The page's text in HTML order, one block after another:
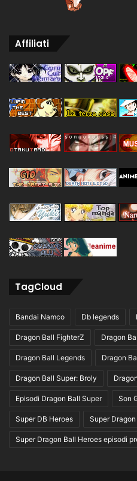
Affiliati
TagCloud
Bandai Namco Db legends
Dragon Ball FighterZ Dragon
Dragon Ball Legends Dragon
Dragon Ball Super: Broly
Episodi Dragon Ball Super Son
Super DB Heroes Super
Super Dragon Ball Heroes episodi